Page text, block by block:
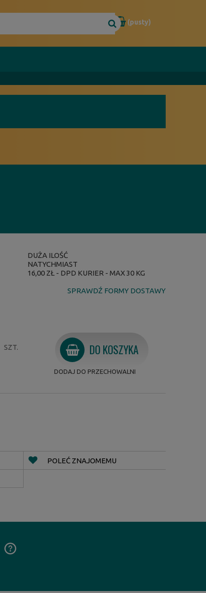
(pusty)
DUŻA ILOŚĆ
NATYCHMIAST
16,00 ZŁ - DPD KURIER - MAX 30 KG
SPRAWDŹ FORMY DOSTAWY
SZT. DO KOSZYKA
DODAJ DO PRZECHOWALNI
POLEĆ ZNAJOMEMU